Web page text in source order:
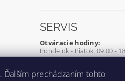
SERVIS
Otváracie hodiny:
Pondelok - Piatok 09:00 -
0905 539 927
. Ďalším prechádzaním tohto